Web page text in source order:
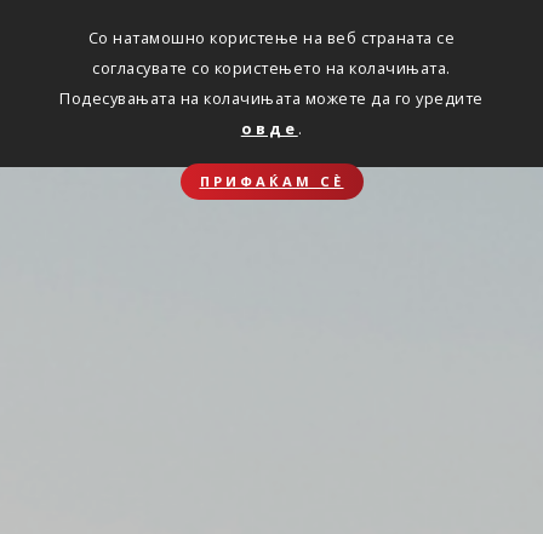
Со натамошно користење на веб страната се
согласувате со користењето на колачињата.
Подесувањата на колачињата можете да го уредите
овде .
ПРИФАЌАМ СЀ